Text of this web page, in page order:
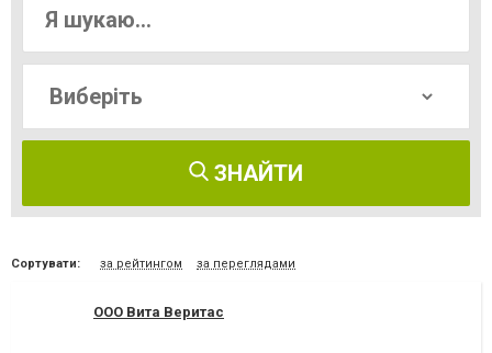
ЗНАЙТИ
Сортувати: за рейтингом за переглядами
ООО Вита Веритас